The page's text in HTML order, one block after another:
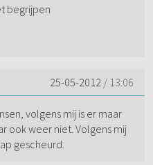
begrijpen
25-05-2012 / 13:06
volgens mij is er maar
ook weer niet. Volgens mij
gescheurd.